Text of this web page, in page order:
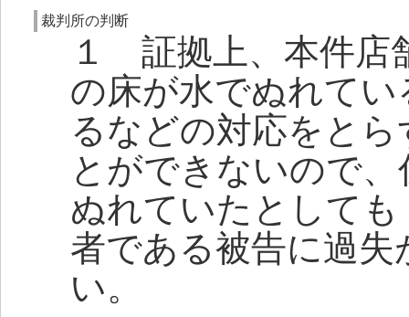
裁判所の判断
１ 証拠上、本件店
の床が水でぬれて
るなどの対応をと
とができないので
ぬれていたとして
者である被告に過
い。